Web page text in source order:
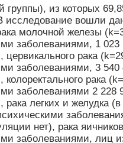
группы), из которых
вошли
молочной железы
заболеваниями, 1
цервикального рака
заболеваниями, 3
колоректального рака
заболеваниями 2 228
рака легких и желудка
нет), рака
заболеваниями, лиц